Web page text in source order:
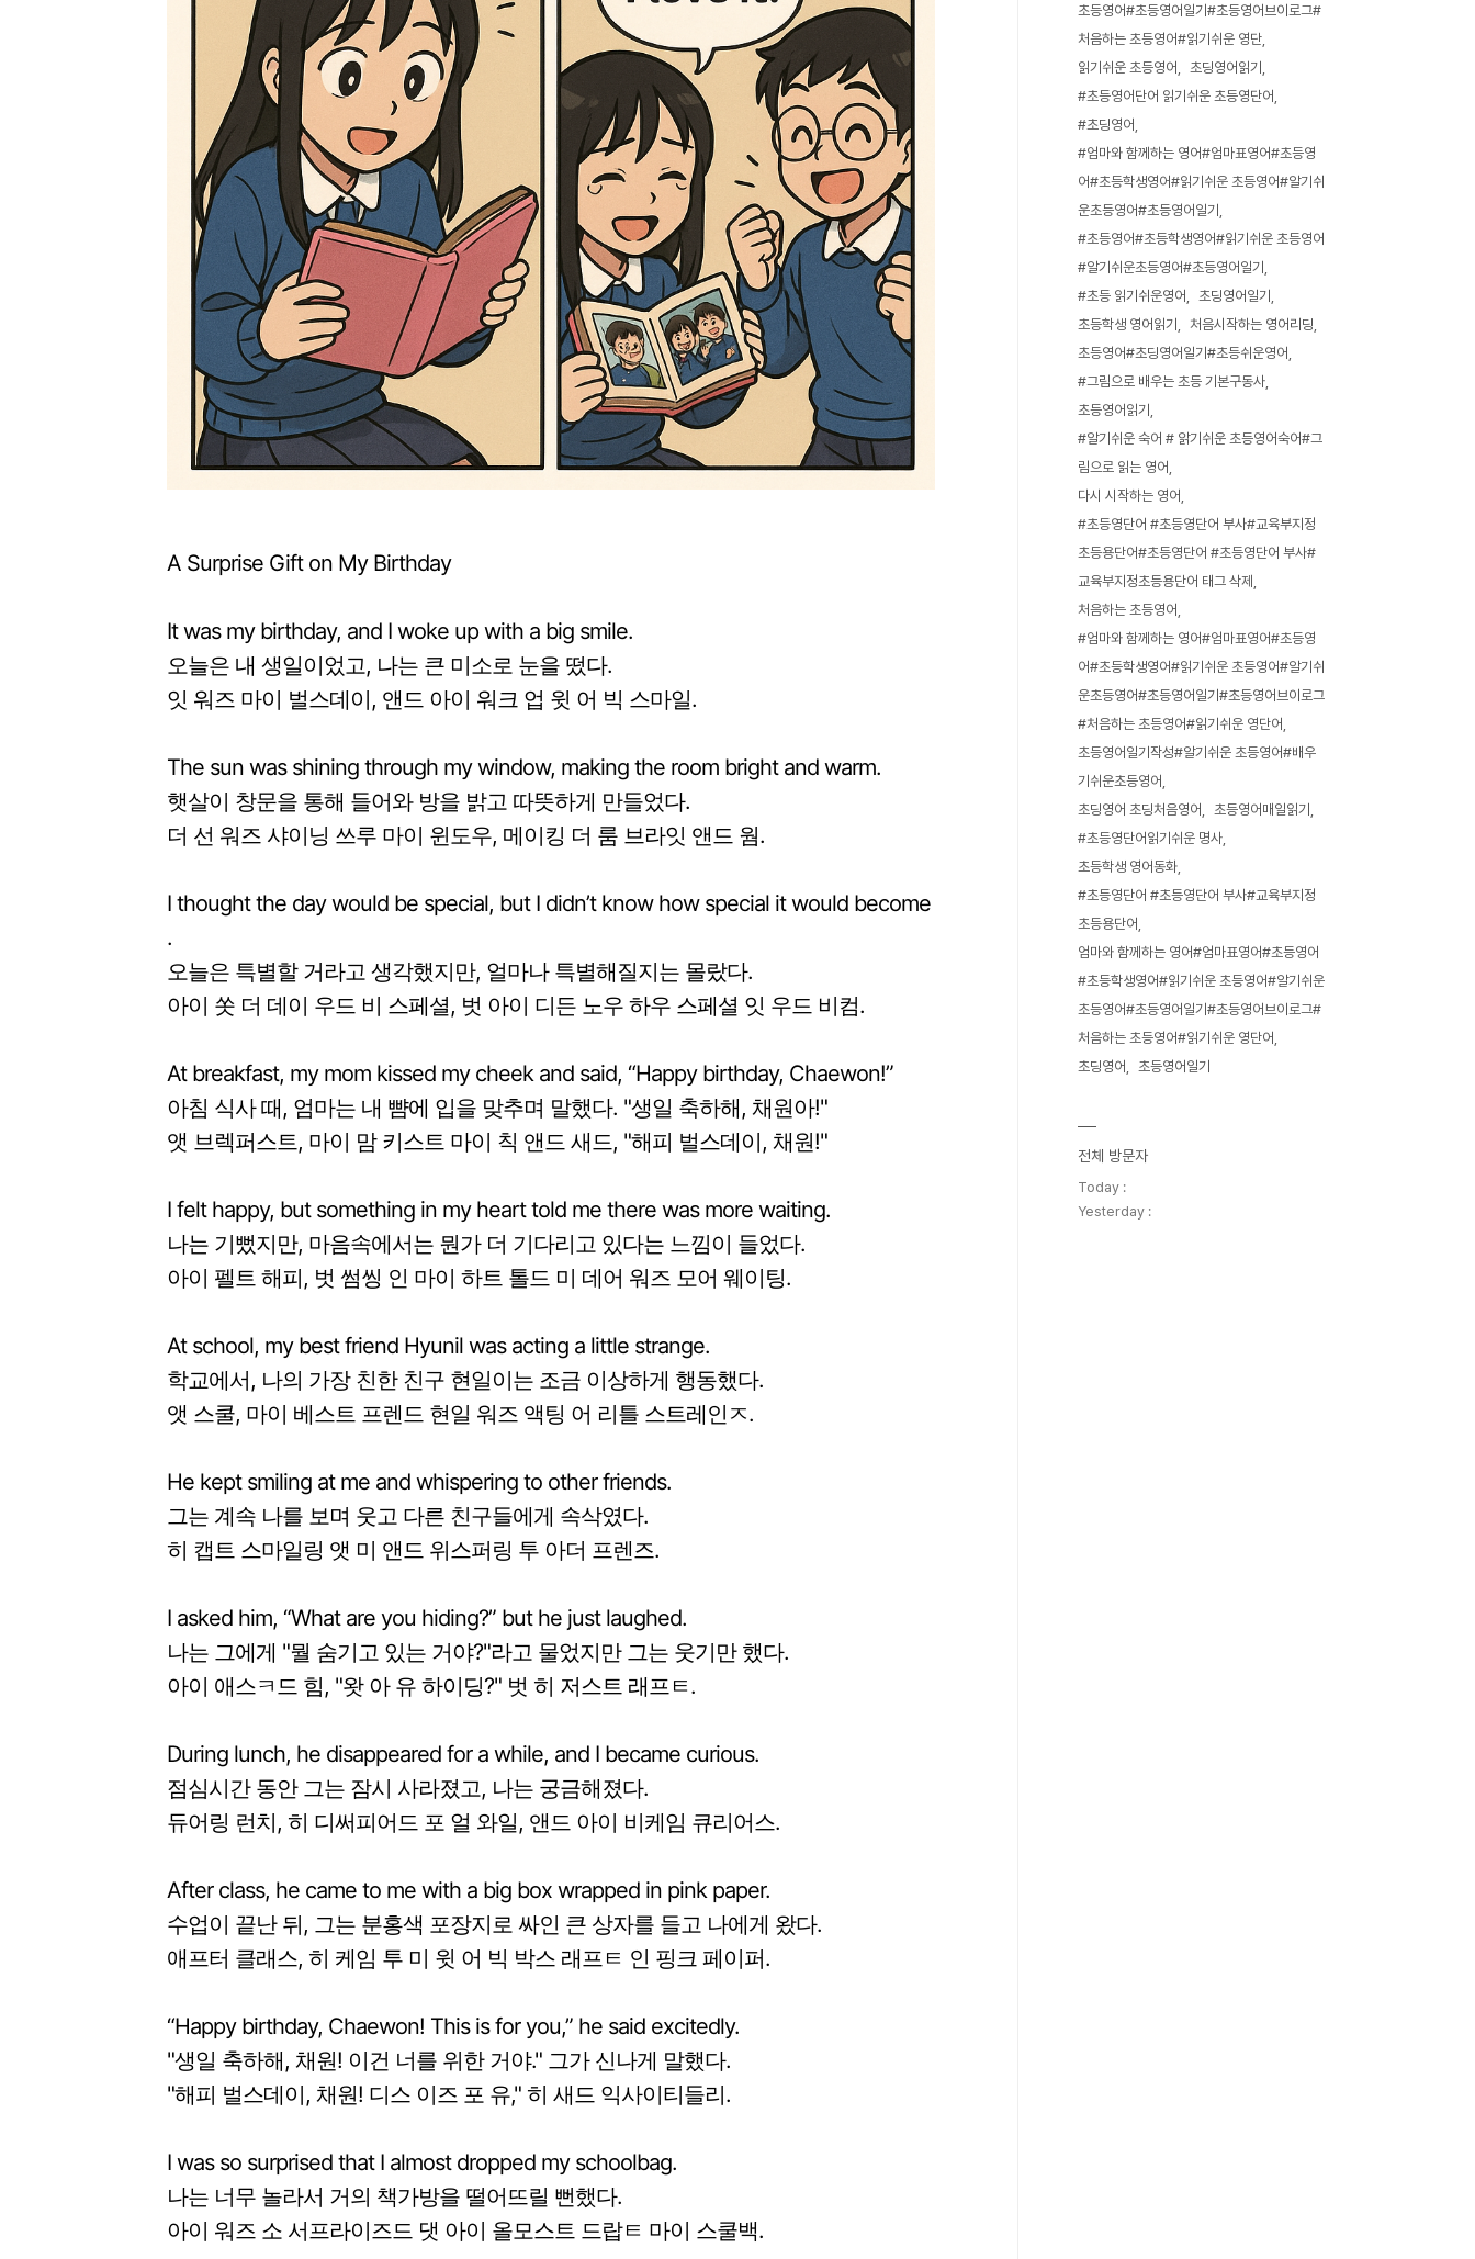
A Surprise Gift on My Birthday
It was my birthday, and I woke up with a big smile.
오늘은 내 생일이었고, 나는 큰 미소로 눈을 떴다.
잇 워즈 마이 벌스데이, 앤드 아이 워크 업 윗 어 빅 스마일.
The sun was shining through my window, making the room bright and warm.
햇살이 창문을 통해 들어와 방을 밝고 따뜻하게 만들었다.
더 선 워즈 샤이닝 쓰루 마이 윈도우, 메이킹 더 룸 브라잇 앤드 웜.
I thought the day would be special, but I didn’t know how special it would become
.
오늘은 특별할 거라고 생각했지만, 얼마나 특별해질지는 몰랐다.
아이 쏫 더 데이 우드 비 스페셜, 벗 아이 디든 노우 하우 스페셜 잇 우드 비컴.
At breakfast, my mom kissed my cheek and said, “Happy birthday, Chaewon!”
아침 식사 때, 엄마는 내 뺨에 입을 맞추며 말했다. "생일 축하해, 채원아!"
앳 브렉퍼스트, 마이 맘 키스트 마이 칙 앤드 새드, "해피 벌스데이, 채원!"
I felt happy, but something in my heart told me there was more waiting.
나는 기뻤지만, 마음속에서는 뭔가 더 기다리고 있다는 느낌이 들었다.
아이 펠트 해피, 벗 썸씽 인 마이 하트 톨드 미 데어 워즈 모어 웨이팅.
At school, my best friend Hyunil was acting a little strange.
학교에서, 나의 가장 친한 친구 현일이는 조금 이상하게 행동했다.
앳 스쿨, 마이 베스트 프렌드 현일 워즈 액팅 어 리틀 스트레인ㅈ.
He kept smiling at me and whispering to other friends.
그는 계속 나를 보며 웃고 다른 친구들에게 속삭였다.
히 캡트 스마일링 앳 미 앤드 위스퍼링 투 아더 프렌즈.
I asked him, “What are you hiding?” but he just laughed.
나는 그에게 "뭘 숨기고 있는 거야?"라고 물었지만 그는 웃기만 했다.
아이 애스ㅋ드 힘, "왓 아 유 하이딩?" 벗 히 저스트 래프ㅌ.
During lunch, he disappeared for a while, and I became curious.
점심시간 동안 그는 잠시 사라졌고, 나는 궁금해졌다.
듀어링 런치, 히 디써피어드 포 얼 와일, 앤드 아이 비케임 큐리어스.
After class, he came to me with a big box wrapped in pink paper.
수업이 끝난 뒤, 그는 분홍색 포장지로 싸인 큰 상자를 들고 나에게 왔다.
애프터 클래스, 히 케임 투 미 윗 어 빅 박스 래프ㅌ 인 핑크 페이퍼.
“Happy birthday, Chaewon! This is for you,” he said excitedly.
"생일 축하해, 채원! 이건 너를 위한 거야." 그가 신나게 말했다.
"해피 벌스데이, 채원! 디스 이즈 포 유," 히 새드 익사이티들리.
I was so surprised that I almost dropped my schoolbag.
나는 너무 놀라서 거의 책가방을 떨어뜨릴 뻔했다.
아이 워즈 소 서프라이즈드 댓 아이 올모스트 드랍ㅌ 마이 스쿨백.
초등영어#초등영어일기#초등영어브이로그#
처음하는 초등영어#읽기쉬운 영단
읽기쉬운 초등영어
초딩영어읽기
#초등영어단어 읽기쉬운 초등영단어
#초딩영어
#엄마와 함께하는 영어#엄마표영어#초등영
어#초등학생영어#읽기쉬운 초등영어#알기쉬
운초등영어#초등영어일기
#초등영어#초등학생영어#읽기쉬운 초등영어
#알기쉬운초등영어#초등영어일기
#초등 읽기쉬운영어
초딩영어일기
초등학생 영어읽기
처음시작하는 영어리딩
초등영어#초딩영어일기#초등쉬운영어
#그림으로 배우는 초등 기본구동사
초등영어읽기
#알기쉬운 숙어 # 앍기쉬운 초등영어숙어#그
림으로 읽는 영어
다시 시작하는 영어
#초등영단어 #초등영단어 부사#교육부지정
초등용단어#초등영단어 #초등영단어 부사#
교육부지정초등용단어 태그 삭제
처음하는 초등영어
#엄마와 함께하는 영어#엄마표영어#초등영
어#초등학생영어#읽기쉬운 초등영어#알기쉬
운초등영어#초등영어일기#초등영어브이로그
#처음하는 초등영어#읽기쉬운 영단어
초등영어일기작성#알기쉬운 초등영어#배우
기쉬운초등영어
초딩영어 초딩처음영어
초등영어매일읽기
#초등영단어읽기쉬운 명사
초등학생 영어동화
#초등영단어 #초등영단어 부사#교육부지정
초등용단어
엄마와 함께하는 영어#엄마표영어#초등영어
#초등학생영어#읽기쉬운 초등영어#알기쉬운
초등영어#초등영어일기#초등영어브이로그#
처음하는 초등영어#읽기쉬운 영단어
초딩영어
초등영어일기
전체 방문자
Today :
Yesterday :